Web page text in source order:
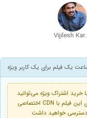
خرید اشتراک ویژه می‌توانید
هر 2 ساعت یک‌بار درخواست همگام‌سازی لینک‌های این فیلم با CDN اختصاصی
دسترسی خواهید داشت